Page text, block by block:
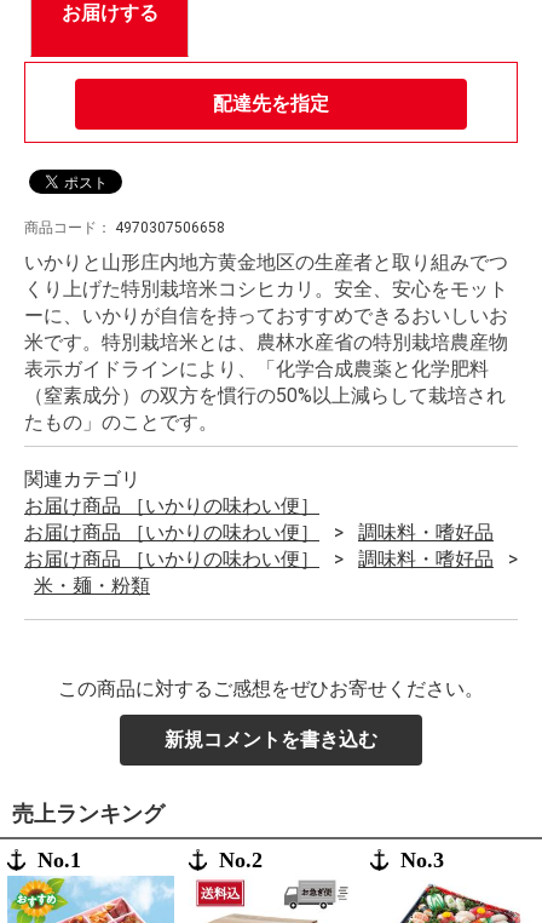
お届けする
配達先を指定
商品コード： 4970307506658
いかりと山形庄内地方黄金地区の生産者と取り組みでつ
くり上げた特別栽培米コシヒカリ。安全、安心をモット
ーに、いかりが自信を持っておすすめできるおいしいお
米です。特別栽培米とは、農林水産省の特別栽培農産物
表示ガイドラインにより、「化学合成農薬と化学肥料
（窒素成分）の双方を慣行の50%以上減らして栽培され
たもの」のことです。
関連カテゴリ
お届け商品 ［いかりの味わい便］
お届け商品 ［いかりの味わい便］
調味料・嗜好品
お届け商品 ［いかりの味わい便］
調味料・嗜好品
米・麺・粉類
この商品に対するご感想をぜひお寄せください。
新規コメントを書き込む
売上ランキング
No.1 No.2 No.3